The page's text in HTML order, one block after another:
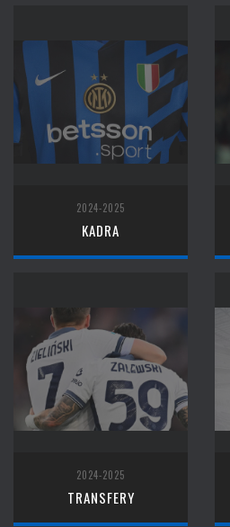
2024-2025
KADRA
2024-2025
TRANSFERY